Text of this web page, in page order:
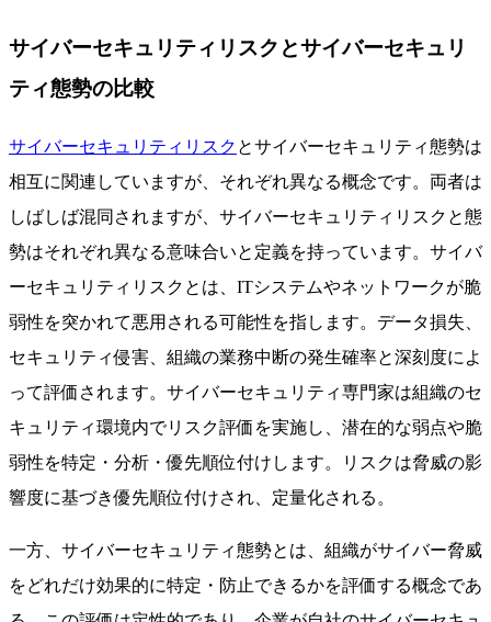
サイバーセキュリティリスクとサイバーセキュリ
ティ態勢の比較
サイバーセキュリティリスク とサイバーセキュリティ態勢は
相互に関連していますが、それぞれ異なる概念です。両者は
しばしば混同されますが、サイバーセキュリティリスクと態
勢はそれぞれ異なる意味合いと定義を持っています。サイバ
ーセキュリティリスクとは、ITシステムやネットワークが脆
弱性を突かれて悪用される可能性を指します。データ損失、
セキュリティ侵害、組織の業務中断の発生確率と深刻度によ
って評価されます。サイバーセキュリティ専門家は組織のセ
キュリティ環境内でリスク評価を実施し、潜在的な弱点や脆
弱性を特定・分析・優先順位付けします。リスクは脅威の影
響度に基づき優先順位付けされ、定量化される。
一方、サイバーセキュリティ態勢とは、組織がサイバー脅威
をどれだけ効果的に特定・防止できるかを評価する概念であ